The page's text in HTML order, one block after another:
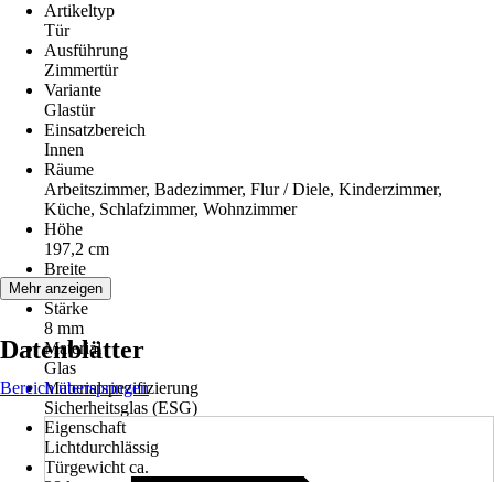
Artikeltyp
Tür
Ausführung
Zimmertür
Variante
Glastür
Einsatzbereich
Innen
Räume
Arbeitszimmer, Badezimmer, Flur / Diele, Kinderzimmer,
Küche, Schlafzimmer, Wohnzimmer
Höhe
197,2 cm
Breite
70,9 cm
Stärke
8 mm
Material
Glas
Materialspezifizierung
Sicherheitsglas (ESG)
Eigenschaft
Lichtdurchlässig
Türgewicht ca.
Mehr anzeigen
Datenblätter
Bereich überspringen